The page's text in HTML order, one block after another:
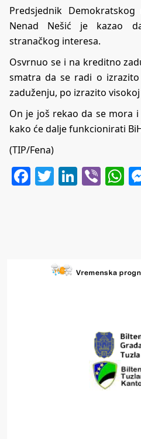
Predsjednik
Nenad Nešić je kazao
stranačkog interesa.
Osvrnuo se i na kreditno
smatra da se radi o
zaduženju, po izrazito
On je još rekao da se mora
kako će dalje funkcionirati
(TIP/Fena)
Facebook
Twitter